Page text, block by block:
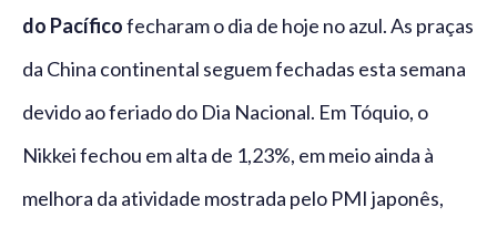
do Pacíficofecharam o dia de hoje no azul. As praças
da China continental seguem fechadas esta semana
devido ao feriado do Dia Nacional. Em Tóquio, o
Nikkei fechou em alta de 1,23%, em meio ainda à
melhora da atividade mostrada pelo PMI japonês,